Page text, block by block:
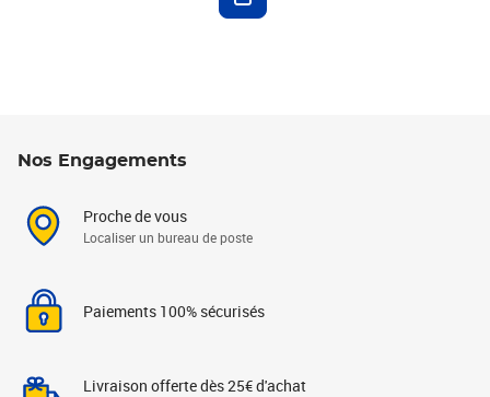
Nos Engagements
Proche de vous
Localiser un bureau de poste
Paiements 100% sécurisés
Livraison offerte dès 25€ d'achat